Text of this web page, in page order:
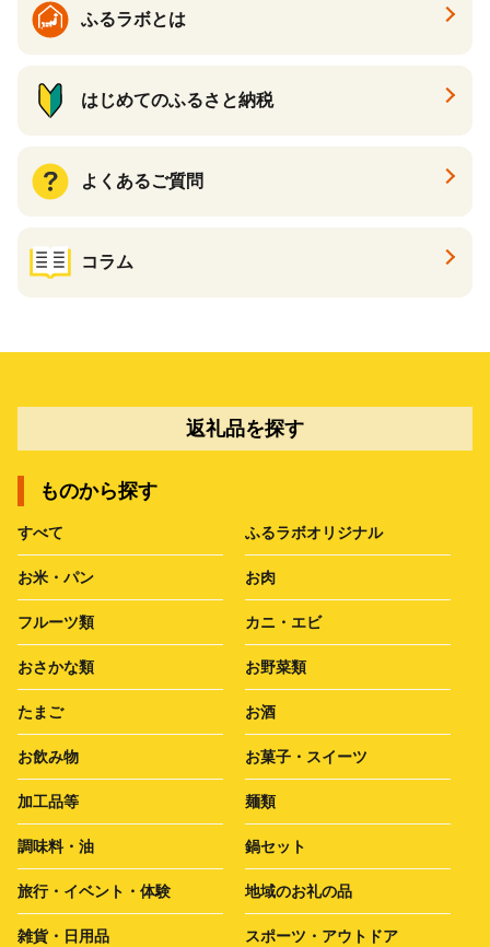
ふるラボとは
はじめてのふるさと納税
よくあるご質問
コラム
返礼品を探す
ものから探す
すべて ふるラボオリジナル
お米・パン お肉
フルーツ類 カニ・エビ
おさかな類 お野菜類
たまご お酒
お飲み物 お菓子・スイーツ
加工品等 麺類
調味料・油 鍋セット
旅行・イベント・体験 地域のお礼の品
雑貨・日用品 スポーツ・アウトドア